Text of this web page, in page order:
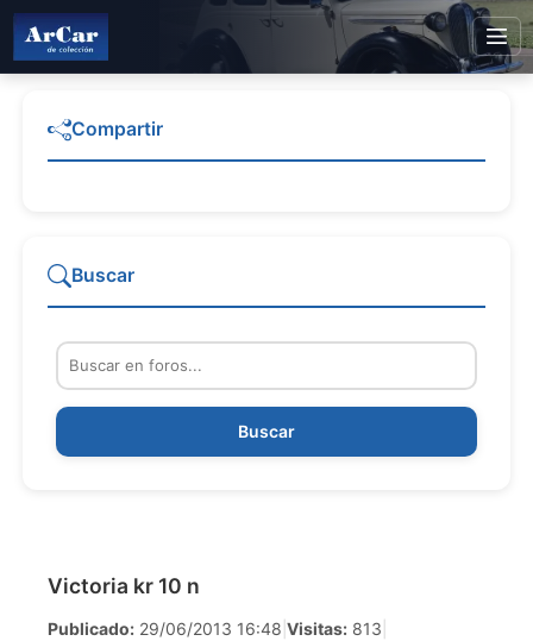
Victoria kr 10 n
Publicado: 29/06/2013 16:48 Visitas: 813
Compartir
Buscar
Buscar